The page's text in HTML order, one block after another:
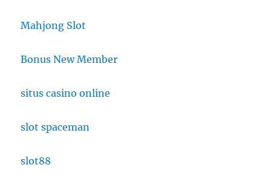
Mahjong Slot
Bonus New Member
situs casino online
slot spaceman
slot88